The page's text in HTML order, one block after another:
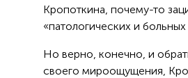
Кропоткина, почему-то
«патологических и больных
Но верно, конечно, и
своего мироощущения,